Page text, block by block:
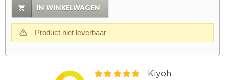
IN WINKELWAGEN
Product niet leverbaar